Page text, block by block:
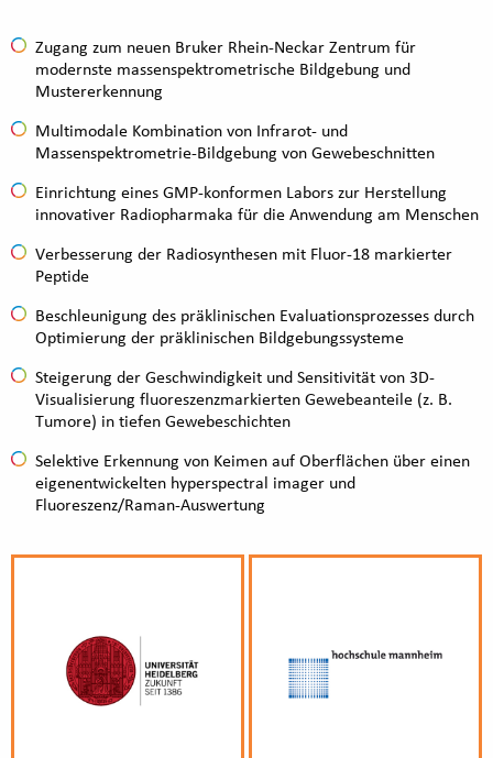
Zugang zum neuen Bruker Rhein-Neckar Zentrum für
modernste massenspektrometrische Bildgebung und
Mustererkennung
Multimodale Kombination von Infrarot- und
Massenspektrometrie-Bildgebung von Gewebeschnitten
Einrichtung eines GMP-konformen Labors zur Herstellung
innovativer Radiopharmaka für die Anwendung am Menschen
Verbesserung der Radiosynthesen mit Fluor-18 markierter
Peptide
Beschleunigung des präklinischen Evaluationsprozesses durch
Optimierung der präklinischen Bildgebungssysteme
Steigerung der Geschwindigkeit und Sensitivität von 3D-
Visualisierung fluoreszenzmarkierten Gewebeanteile (z. B.
Tumore) in tiefen Gewebeschichten
Selektive Erkennung von Keimen auf Oberflächen über einen
eigenentwickelten hyperspectral imager und
Fluoreszenz/Raman-Auswertung